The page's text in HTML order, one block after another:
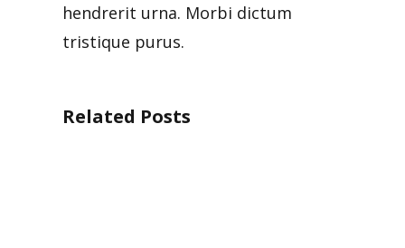
hendrerit urna. Morbi dictum
tristique purus.
Related Posts